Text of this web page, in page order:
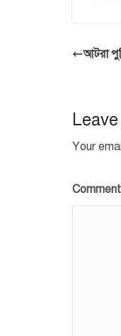
o
আটরা
Your
Comment